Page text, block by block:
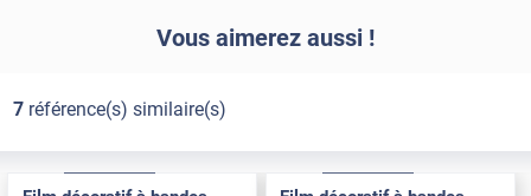
Vous aimerez aussi !
7référence(s) similaire(s)